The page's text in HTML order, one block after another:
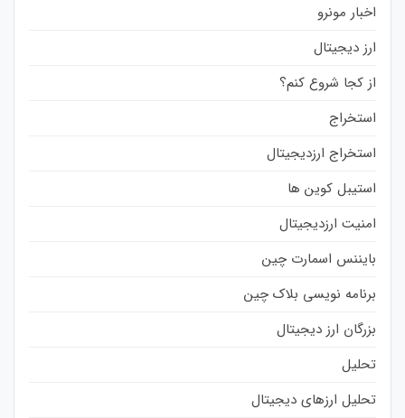
اخبار مونرو
ارز دیجیتال
از کجا شروع کنم؟
استخراج
استخراج ارزدیجیتال
استیبل کوین ها
امنیت ارزدیجیتال
بایننس اسمارت چین
برنامه نویسی بلاک چین
بزرگان ارز دیجیتال
تحلیل
تحلیل ارزهای دیجیتال